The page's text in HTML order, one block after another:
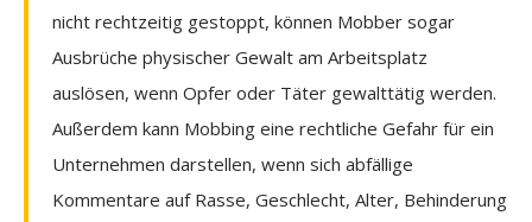
nicht rechtzeitig gestoppt, können Mobber sogar
Ausbrüche physischer Gewalt am Arbeitsplatz
auslösen, wenn Opfer oder Täter gewalttätig werden.
Außerdem kann Mobbing eine rechtliche Gefahr für ein
Unternehmen darstellen, wenn sich abfällige
Kommentare auf Rasse, Geschlecht, Alter, Behinderung